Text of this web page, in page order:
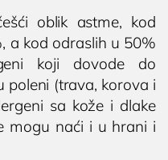
oblik astme, kod
a kod odraslih u 50%
koji dovode do
poleni (trava, korova i
sa kože i dlake
mogu naći i u hrani i